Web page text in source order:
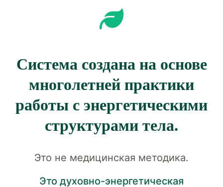
Система создана на основе
многолетней практики
работы с энергетическими
структурами тела.
Это не медицинская методика.
Это духовно-энергетическая